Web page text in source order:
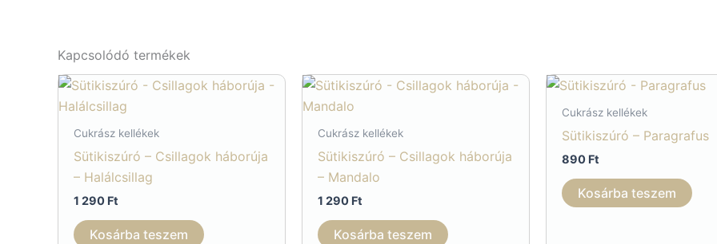
Kapcsolódó termékek
Cukrász kellékek
Sütikiszúró – Csillagok háborúja
– Halálcsillag
1 290 Ft
Kosárba teszem
Cukrász kellékek
Sütikiszúró – Csillagok háborúja
– Mandalo
1 290 Ft
Kosárba teszem
Cukrász kellékek
Sütikiszúró – Paragrafus
890 Ft
Kosárba teszem